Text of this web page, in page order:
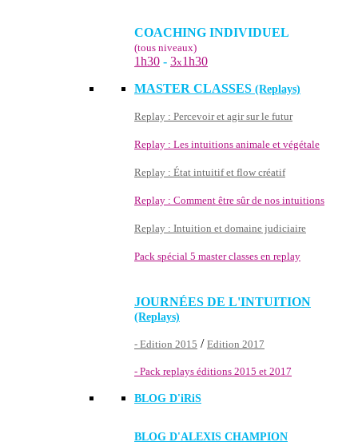
COACHING INDIVIDUEL
(tous niveaux)
1h30 - 3x1h30
MASTER CLASSES (Replays)
Replay : Percevoir et agir sur le futur
Replay : Les intuitions animale et végétale
Replay : État intuitif et flow créatif
Replay : Comment être sûr de nos intuitions
Replay : Intuition et domaine judiciaire
Pack spécial 5 master classes en replay
JOURNÉES DE L'INTUITION
(Replays)
- Edition 2015 / Edition 2017
- Pack replays éditions 2015 et 2017
BLOG D'iRiS
BLOG D'ALEXIS CHAMPION